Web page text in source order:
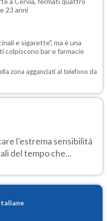
23 anni
e sigarette", ma è una
colpiscono bar e farmacie
zona agganciati al telefono da
l'estrema sensibilità
del tempo che...